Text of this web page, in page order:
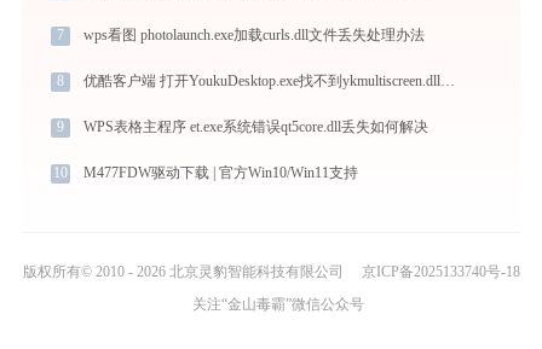
7 wps看图 photolaunch.exe加载curls.dll文件丢失处理办法
8 优酷客户端 打开YoukuDesktop.exe找不到ykmultiscreen.dll怎么办
9 WPS表格主程序 et.exe系统错误qt5core.dll丢失如何解决
10 M477FDW驱动下载 | 官方Win10/Win11支持
版权所有© 2010 - 2026 北京灵豹智能科技有限公司
京ICP备2025133740号-18
关注“金山毒霸”微信公众号